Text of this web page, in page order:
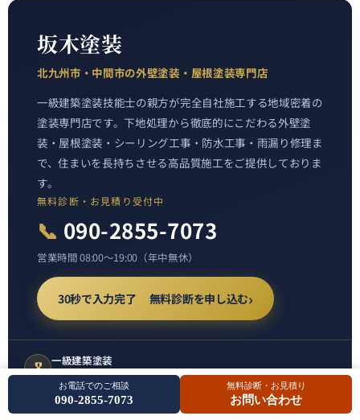
坂木塗装
北九州市・中間市の外壁塗装・屋根塗装専門店
一級建築塗装技能士の親方が完全自社施工する地域密着の
塗装専門店です。下地処理から徹底的にこだわる外壁塗
装・屋根塗装・シーリング工事・防水工事・雨漏り修理ま
で、住まいを長持ちさせる高品質施工をご提供しておりま
す。
無料診断・お見積り受付中
📞 090-2855-7073
営業時間 08:00〜19:00（年中無休）
30秒で入力完了 無料診断を申し込む
🎖️
一級建築塗装
技能士在籍
完全自社施工
お電話でのご相談
090-2855-7073
無料診断・お見積り
お問い合わせ